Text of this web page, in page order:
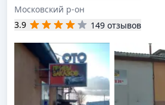
Московский р-он
3.9
149 отзывов